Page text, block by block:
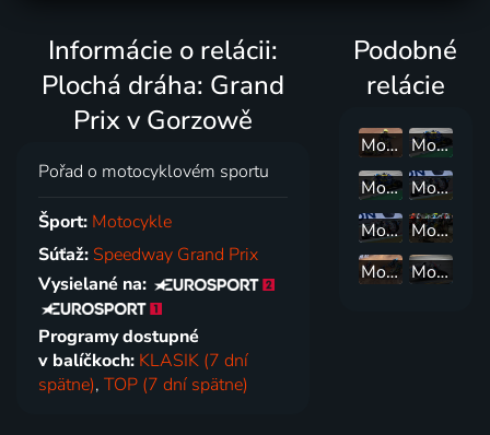
Informácie o relácii:
Plochá dráha: Grand
Prix v Gorzowě
Pořad o motocyklovém sportu
Šport: Motocykle
Súťaž: Speedway Grand Prix
Vysielané na:
Programy dostupné
v balíčkoch: KLASIK (7 dní
spätne),TOP (7 dní spätne)
Podobné
relácie
Motorizmus - Plochá dráha Tipos Extraliga (Žarnovica)
Motorky: WSSP v Estorilu
Motorky: WSBK v Estorilu
Motorky: WSBK v Jerezu
Motorky: WSSP v Jerezu
Motokros: Motokros národů
Motorizmus - plochá dráha: FIM Speedway GP 2025 - FIM Speedway GP 2025 (Vojens)
Motorky: EWC All Access